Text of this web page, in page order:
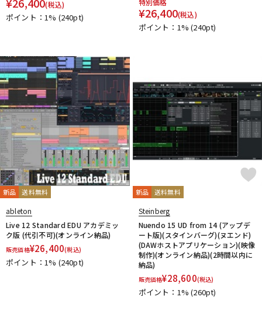
¥26,400(税込)
ポイント：1% (240pt)
特別価格
¥26,400(税込)
ポイント：1%(240pt)
新品 送料無料
ableton
Live 12 Standard EDU アカデミッ
ク版 (代引不可)(オンライン納品)
販売価格¥26,400(税込)
ポイント：1% (240pt)
新品 送料無料
Steinberg
Nuendo 15 UD from 14 (アップデ
ート版)(スタインバーグ)(ヌエンド)
(DAWホストアプリケーション)(映像
制作)(オンライン納品)(2時間以内に
納品)
販売価格¥28,600(税込)
ポイント：1%(260pt)